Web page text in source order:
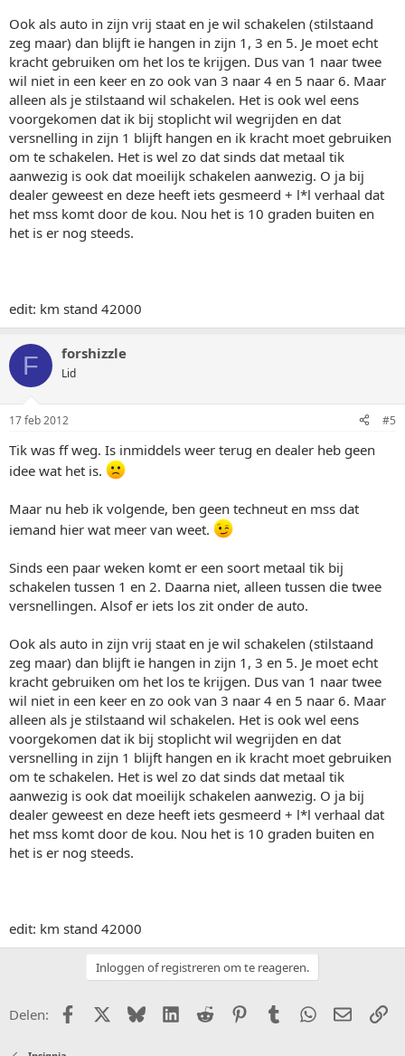
Ook als auto in zijn vrij staat en je wil schakelen (stilstaand
zeg maar) dan blijft ie hangen in zijn 1, 3 en 5. Je moet echt
kracht gebruiken om het los te krijgen. Dus van 1 naar twee
wil niet in een keer en zo ook van 3 naar 4 en 5 naar 6. Maar
alleen als je stilstaand wil schakelen. Het is ook wel eens
voorgekomen dat ik bij stoplicht wil wegrijden en dat
versnelling in zijn 1 blijft hangen en ik kracht moet gebruiken
om te schakelen. Het is wel zo dat sinds dat metaal tik
aanwezig is ook dat moeilijk schakelen aanwezig. O ja bij
dealer geweest en deze heeft iets gesmeerd + l*l verhaal dat
het mss komt door de kou. Nou het is 10 graden buiten en
het is er nog steeds.
edit: km stand 42000
F forshizzle
Lid
17 feb 2012 #5
Tik was ff weg. Is inmiddels weer terug en dealer heb geen
idee wat het is.
Maar nu heb ik volgende, ben geen techneut en mss dat
iemand hier wat meer van weet.
Sinds een paar weken komt er een soort metaal tik bij
schakelen tussen 1 en 2. Daarna niet, alleen tussen die twee
versnellingen. Alsof er iets los zit onder de auto.
Ook als auto in zijn vrij staat en je wil schakelen (stilstaand
zeg maar) dan blijft ie hangen in zijn 1, 3 en 5. Je moet echt
kracht gebruiken om het los te krijgen. Dus van 1 naar twee
wil niet in een keer en zo ook van 3 naar 4 en 5 naar 6. Maar
alleen als je stilstaand wil schakelen. Het is ook wel eens
voorgekomen dat ik bij stoplicht wil wegrijden en dat
versnelling in zijn 1 blijft hangen en ik kracht moet gebruiken
om te schakelen. Het is wel zo dat sinds dat metaal tik
aanwezig is ook dat moeilijk schakelen aanwezig. O ja bij
dealer geweest en deze heeft iets gesmeerd + l*l verhaal dat
het mss komt door de kou. Nou het is 10 graden buiten en
het is er nog steeds.
edit: km stand 42000
Inloggen of registreren om te reageren.
Delen: FacebookX (Twitter)
BlueskyLinkedIn
Reddit PinterestTumblr WhatsApp
E-mail